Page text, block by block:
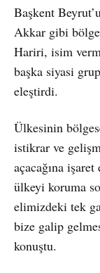
Başkent
Akkar gibi
Hariri, isim
başka siyasi
eleştirdi.
Ülkesinin
istikrar ve
açacağına
ülkeyi koruma
elimizdeki tek
bize galip
konuştu.